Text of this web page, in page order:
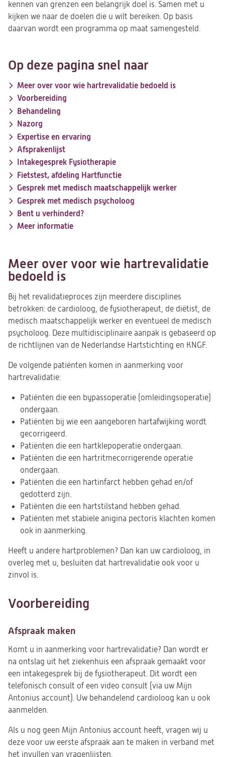
kennen van grenzen een belangrijk doel is. Samen met u
kijken we naar de doelen die u wilt bereiken. Op basis
daarvan wordt een programma op maat samengesteld.
Op deze pagina snel naar
Meer over voor wie hartrevalidatie bedoeld is
Voorbereiding
Behandeling
Nazorg
Expertise en ervaring
Afsprakenlijst
Intakegesprek Fysiotherapie
Fietstest, afdeling Hartfunctie
Gesprek met medisch maatschappelijk werker
Gesprek met medisch psycholoog
Bent u verhinderd?
Meer informatie
Meer over voor wie hartrevalidatie
bedoeld is
Bij het revalidatieproces zijn meerdere disciplines
betrokken: de cardioloog, de fysiotherapeut, de diëtist, de
medisch maatschappelijk werker en eventueel de medisch
psycholoog. Deze multidisciplinaire aanpak is gebaseerd op
de richtlijnen van de Nederlandse Hartstichting en KNGF.
De volgende patiënten komen in aanmerking voor
hartrevalidatie:
Patiënten die een bypassoperatie (omleidingsoperatie)
ondergaan.
Patiënten bij wie een aangeboren hartafwijking wordt
gecorrigeerd.
Patiënten die een hartklepoperatie ondergaan.
Patiënten die een hartritmecorrigerende operatie
ondergaan.
Patiënten die een hartinfarct hebben gehad en/of
gedotterd zijn.
Patiënten die een hartstilstand hebben gehad.
Patiënten met stabiele anigina pectoris klachten komen
ook in aanmerking.
Heeft u andere hartproblemen? Dan kan uw cardioloog, in
overleg met u, besluiten dat hartrevalidatie ook voor u
zinvol is.
Voorbereiding
Afspraak maken
Komt u in aanmerking voor hartrevalidatie? Dan wordt er
na ontslag uit het ziekenhuis een afspraak gemaakt voor
een intakegesprek bij de fysiotherapeut. Dit wordt een
telefonisch consult of een video consult (via uw Mijn
Antonius account). Uw behandelend cardioloog kan u ook
aanmelden.
Als u nog geen Mijn Antonius account heeft, vragen wij u
deze voor uw eerste afspraak aan te maken in verband met
het invullen van vragenlijsten.